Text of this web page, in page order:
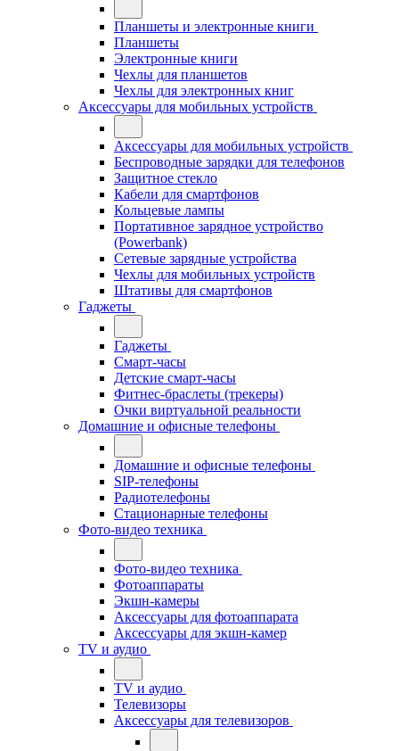
Планшеты и электронные книги
Планшеты
Электронные книги
Чехлы для планшетов
Чехлы для электронных книг
Аксессуары для мобильных устройств
Аксессуары для мобильных устройств
Беспроводные зарядки для телефонов
Защитное стекло
Кабели для смартфонов
Кольцевые лампы
Портативное зарядное устройство
(Powerbank)
Сетевые зарядные устройства
Чехлы для мобильных устройств
Штативы для смартфонов
Гаджеты
Гаджеты
Смарт-часы
Детские смарт-часы
Фитнес-браслеты (трекеры)
Очки виртуальной реальности
Домашние и офисные телефоны
Домашние и офисные телефоны
SIP-телефоны
Радиотелефоны
Стационарные телефоны
Фото-видео техника
Фото-видео техника
Фотоаппараты
Экшн-камеры
Аксессуары для фотоаппарата
Аксессуары для экшн-камер
TV и аудио
TV и аудио
Телевизоры
Аксессуары для телевизоров